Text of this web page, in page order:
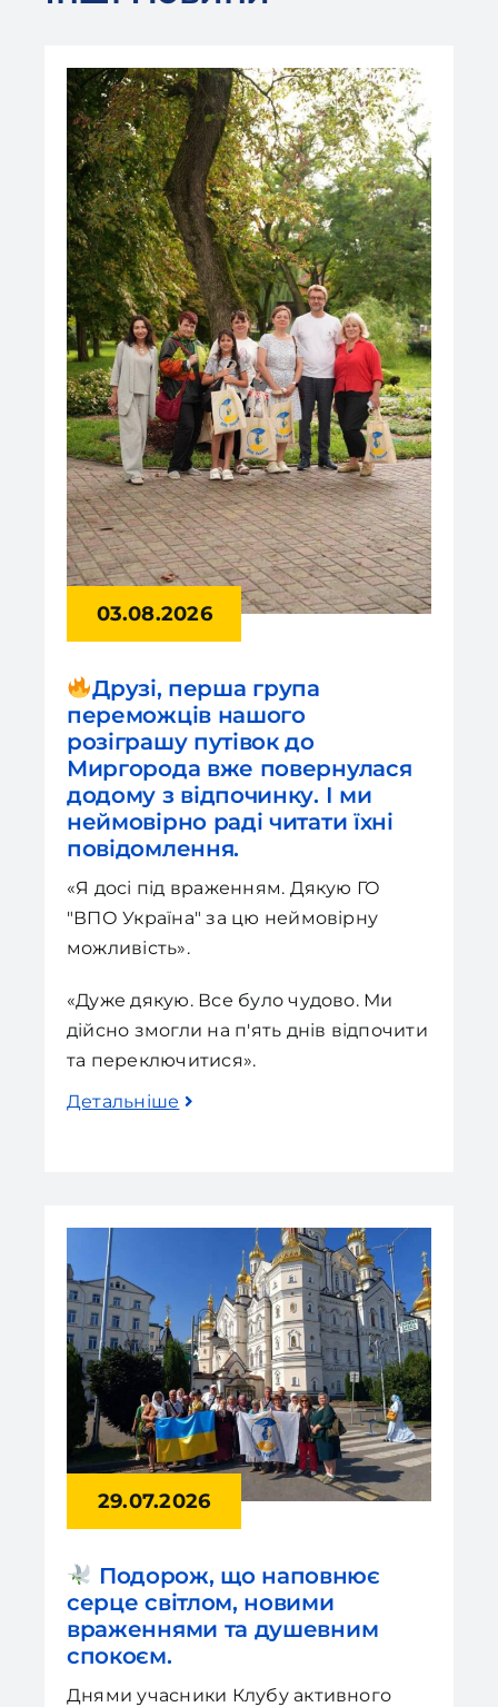
03.08.2026
Друзі, перша група
переможців нашого
розіграшу путівок до
Миргорода вже повернулася
додому з відпочинку. І ми
неймовірно раді читати їхні
повідомлення.
«Я досі під враженням. Дякую ГО
"ВПО Україна" за цю неймовірну
можливість».
«Дуже дякую. Все було чудово. Ми
дійсно змогли на п'ять днів відпочити
та переключитися».
Детальніше
29.07.2026
Подорож, що наповнює
серце світлом, новими
враженнями та душевним
спокоєм.
Днями учасники Клубу активного